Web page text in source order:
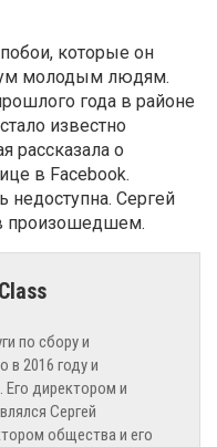
которые он
молодым людям.
года в районе
известно
рассказала о
в Facebook.
недоступна. Сергей
произошедшем.
по сбору и
в 2016 году и
Его директором и
Сергей
общества и его